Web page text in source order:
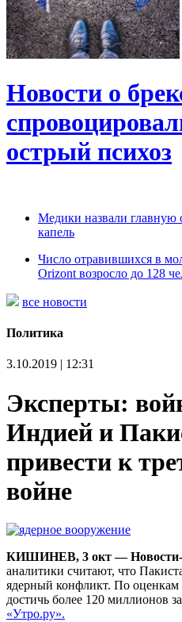
Новости о
острый психоз
Медики назвали главную
капель
Число отравившихся в
Orizont возросло до 128
все новости
Политика
3.10.2019 | 12:31
Эксперты:
Индией и
привести к
войне
КИШИНЕВ, 3 окт —
аналитики считают, что
ядерный конфликт. По оценкам
достичь более 120 миллионов
«Утро.ру».